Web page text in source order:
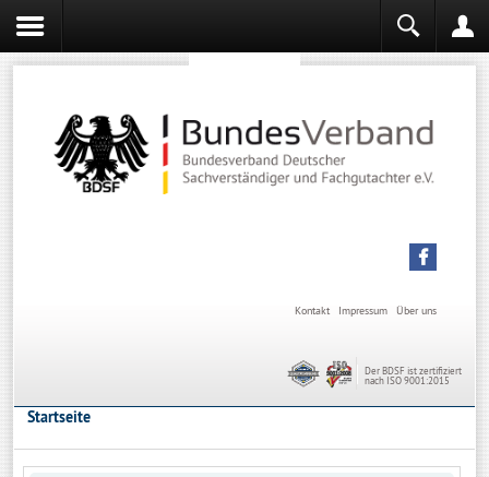
Über uns
Impressum
Kontakt
Der BDSF ist zertifiziert
nach ISO 9001:2015
Startseite